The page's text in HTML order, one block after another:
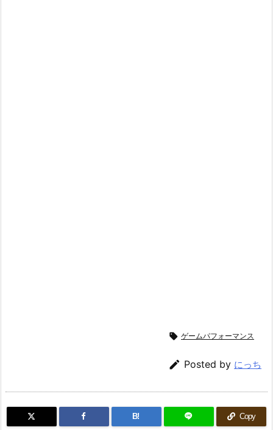
 ゲームパフォーマンス
 Posted by にっち
B! Copy